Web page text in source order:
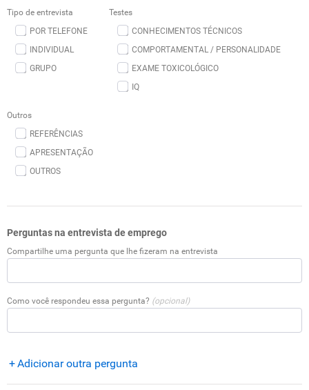
Tipo de entrevista
POR TELEFONE
INDIVIDUAL
GRUPO
Testes
CONHECIMENTOS TÉCNICOS
COMPORTAMENTAL / PERSONALIDADE
EXAME TOXICOLÓGICO
IQ
Outros
REFERÊNCIAS
APRESENTAÇÃO
OUTROS
Perguntas na entrevista de emprego
Compartilhe uma pergunta que lhe fizeram na entrevista
Como você respondeu essa pergunta? (opcional)
Adicionar outra pergunta